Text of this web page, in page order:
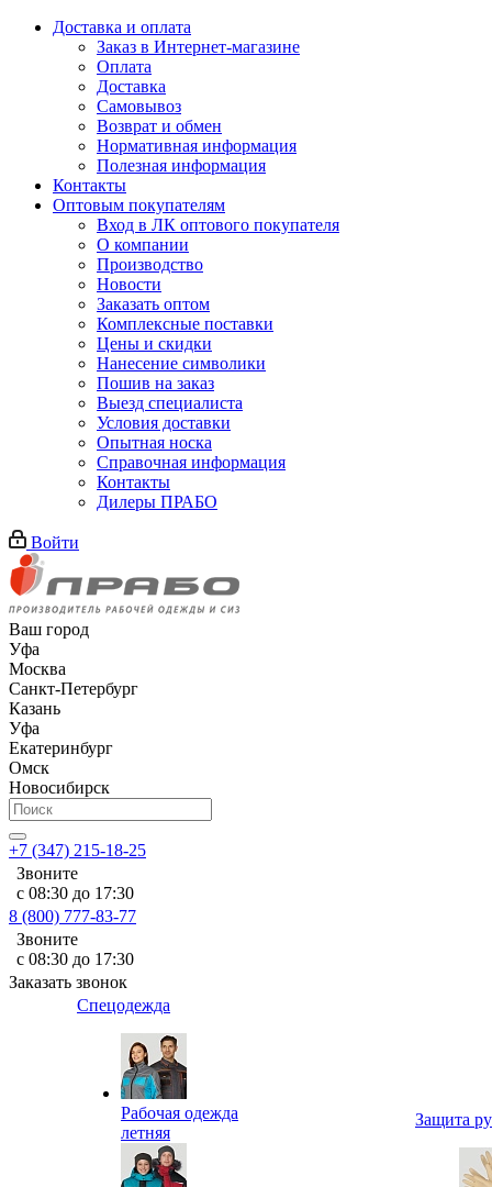
Доставка и оплата
Заказ в Интернет-магазине
Оплата
Доставка
Самовывоз
Возврат и обмен
Нормативная информация
Полезная информация
Контакты
Оптовым покупателям
Вход в ЛК оптового покупателя
О компании
Производство
Новости
Заказать оптом
Комплексные поставки
Цены и скидки
Нанесение символики
Пошив на заказ
Выезд специалиста
Условия доставки
Опытная носка
Справочная информация
Контакты
Дилеры ПРАБО
Войти
Ваш город
Уфа
Москва
Санкт-Петербург
Казань
Уфа
Екатеринбург
Омск
Новосибирск
+7 (347) 215-18-25
Звоните
с 08:30 до 17:30
8 (800) 777-83-77
Звоните
с 08:30 до 17:30
Заказать звонок
Спецодежда
Рабочая одежда
летняя
Защита